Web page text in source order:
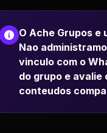
O Ache Grupos e
Nao
vinculo com o
do grupo e
conteudos